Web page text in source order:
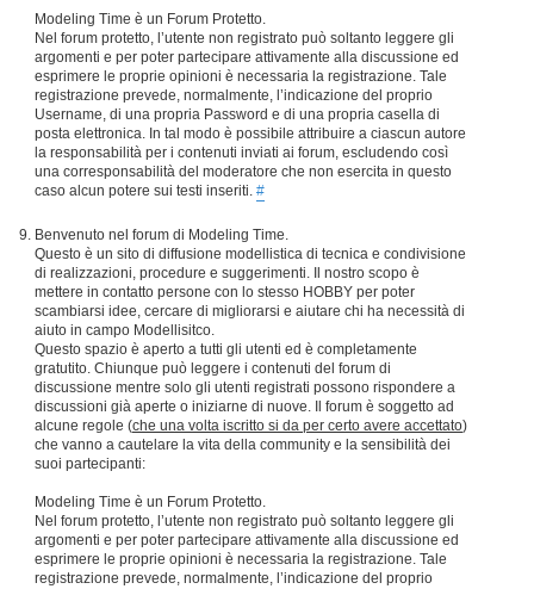
Modeling Time è un Forum Protetto.
Nel forum protetto, l’utente non registrato può soltanto leggere gli
argomenti e per poter partecipare attivamente alla discussione ed
esprimere le proprie opinioni è necessaria la registrazione. Tale
registrazione prevede, normalmente, l’indicazione del proprio
Username, di una propria Password e di una propria casella di
posta elettronica. In tal modo è possibile attribuire a ciascun autore
la responsabilità per i contenuti inviati ai forum, escludendo così
una corresponsabilità del moderatore che non esercita in questo
caso alcun potere sui testi inseriti. #
Benvenuto nel forum di Modeling Time.
Questo è un sito di diffusione modellistica di tecnica e condivisione
di realizzazioni, procedure e suggerimenti. Il nostro scopo è
mettere in contatto persone con lo stesso HOBBY per poter
scambiarsi idee, cercare di migliorarsi e aiutare chi ha necessità di
aiuto in campo Modellisitco.
Questo spazio è aperto a tutti gli utenti ed è completamente
gratutito. Chiunque può leggere i contenuti del forum di
discussione mentre solo gli utenti registrati possono rispondere a
discussioni già aperte o iniziarne di nuove. Il forum è soggetto ad
alcune regole (che una volta iscritto si da per certo avere accettato)
che vanno a cautelare la vita della community e la sensibilità dei
suoi partecipanti:
Modeling Time è un Forum Protetto.
Nel forum protetto, l’utente non registrato può soltanto leggere gli
argomenti e per poter partecipare attivamente alla discussione ed
esprimere le proprie opinioni è necessaria la registrazione. Tale
registrazione prevede, normalmente, l’indicazione del proprio